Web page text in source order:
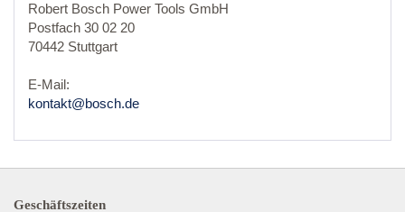
Robert Bosch Power Tools GmbH
Postfach 30 02 20
70442 Stuttgart
E-Mail:
kontakt@bosch.de
Geschäftszeiten